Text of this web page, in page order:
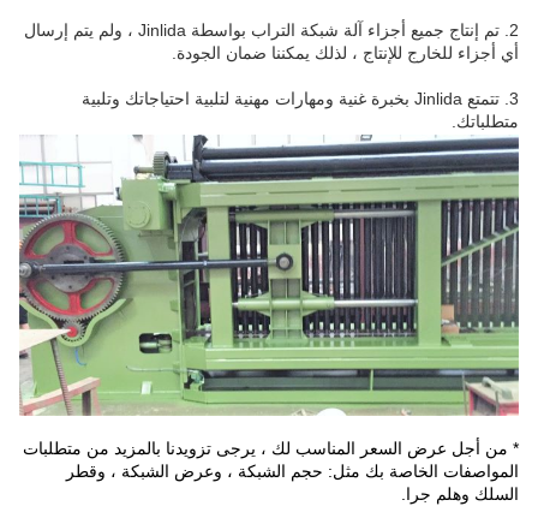
2. تم إنتاج جميع أجزاء آلة شبكة التراب بواسطة Jinlida ، ولم يتم إرسال
أي أجزاء للخارج للإنتاج ، لذلك يمكننا ضمان الجودة.
3. تتمتع Jinlida بخبرة غنية ومهارات مهنية لتلبية احتياجاتك وتلبية
متطلباتك.
* من أجل عرض السعر المناسب لك ، يرجى تزويدنا بالمزيد من متطلبات
المواصفات الخاصة بك مثل:حجم الشبكة ، وعرض الشبكة ، وقطر
السلك وهلم جرا.